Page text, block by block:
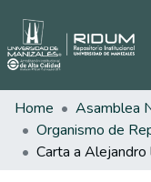
Home